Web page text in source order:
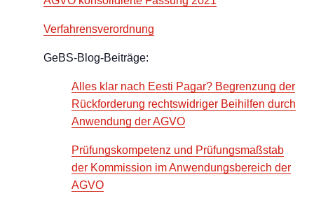
Verfahrensverordnung
GeBS-Blog-Beiträge:
Alles klar nach Eesti Pagar? Begrenzung der
Rückforderung rechtswidriger Beihilfen durch
Anwendung der AGVO
Prüfungskompetenz und Prüfungsmaßstab
der Kommission im Anwendungsbereich der
AGVO